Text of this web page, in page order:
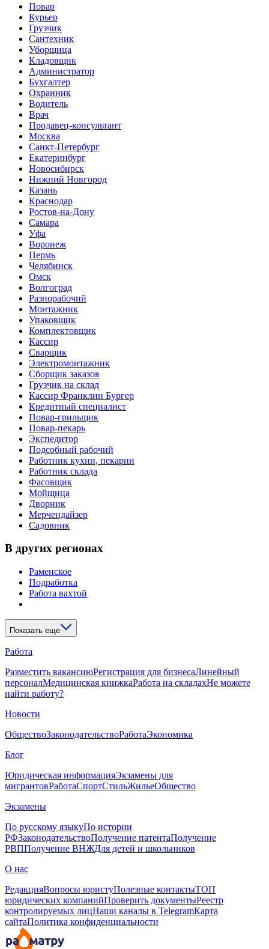
Повар
Курьер
Грузчик
Сантехник
Уборщица
Кладовщик
Администратор
Бухгалтер
Охранник
Водитель
Врач
Продавец-консультант
Москва
Санкт-Петербург
Екатеринбург
Новосибирск
Нижний Новгород
Казань
Краснодар
Ростов-на-Дону
Самара
Уфа
Воронеж
Пермь
Челябинск
Омск
Волгоград
Разнорабочий
Монтажник
Упаковщик
Комплектовщик
Кассир
Сварщик
Электромонтажник
Сборщик заказов
Грузчик на склад
Кассир Франклин Бургер
Кредитный специалист
Повар-грильщик
Повар-пекарь
Экспедитор
Подсобный рабочий
Работник кухни, пекарни
Работник склада
Фасовщик
Мойщица
Дворник
Мерчендайзер
Садовник
В других регионах
Раменское
Подработка
Работа вахтой
Показать еще
Работа
Разместить вакансиюРегистрация для бизнесаЛинейный
персоналМедицинская книжкаРабота на складахНе можете
найти работу?
Новости
ОбществоЗаконодательствоРаботаЭкономика
Блог
Юридическая информацияЭкзамены для
мигрантовРаботаСпортСтильЖильеОбщество
Экзамены
По русскому языкуПо истории
РФЗаконодательствоПолучение патентаПолучение
РВППолучение ВНЖДля детей и школьников
О нас
РедакцияВопросы юристуПолезные контактыТОП
юридических компанийПроверить документыРеестр
контролируемых лицНаши каналы в TelegramКарта
сайтаПолитика конфиденциальности